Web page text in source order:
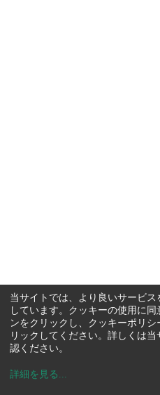
当サイトでは、より良いサービ
しています。クッキーの使用に
ンをクリックし、クッキーポリ
リックしてください。詳しくは当
認ください。
詳細を見る ...